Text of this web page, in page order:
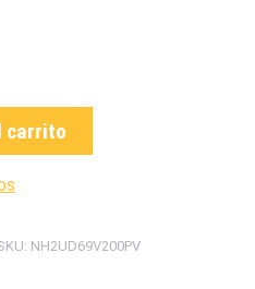
carrito
NH2UD69V200PV